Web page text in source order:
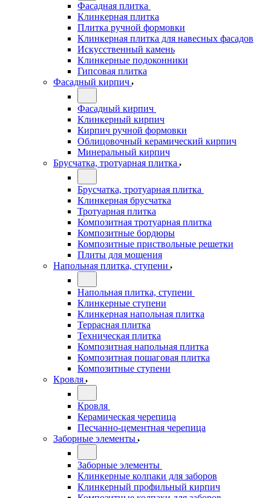
Фасадная плитка
Клинкерная плитка
Плитка ручной формовки
Клинкерная плитка для навесных фасадов
Искусственный камень
Клинкерные подоконники
Гипсовая плитка
Фасадный кирпич
Фасадный кирпич
Клинкерный кирпич
Кирпич ручной формовки
Облицовочный керамический кирпич
Минеральный кирпич
Брусчатка, тротуарная плитка
Брусчатка, тротуарная плитка
Клинкерная брусчатка
Тротуарная плитка
Композитная тротуарная плитка
Композитные бордюры
Композитные приствольные решетки
Плиты для мощения
Напольная плитка, ступени
Напольная плитка, ступени
Клинкерные ступени
Клинкерная напольная плитка
Террасная плитка
Техническая плитка
Композитная напольная плитка
Композитная пошаговая плитка
Композитные ступени
Кровля
Кровля
Керамическая черепица
Песчанно-цементная черепица
Заборные элементы
Заборные элементы
Клинкерные колпаки для заборов
Клинкерный профильный кирпич